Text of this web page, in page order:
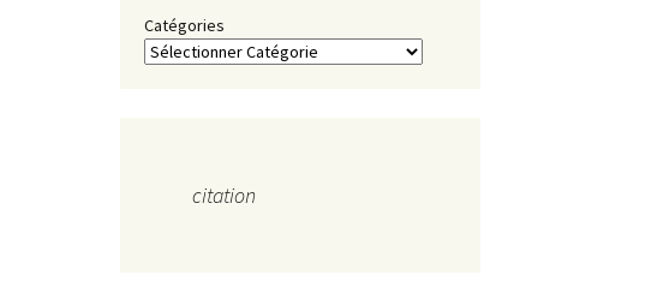
Catégories
citation